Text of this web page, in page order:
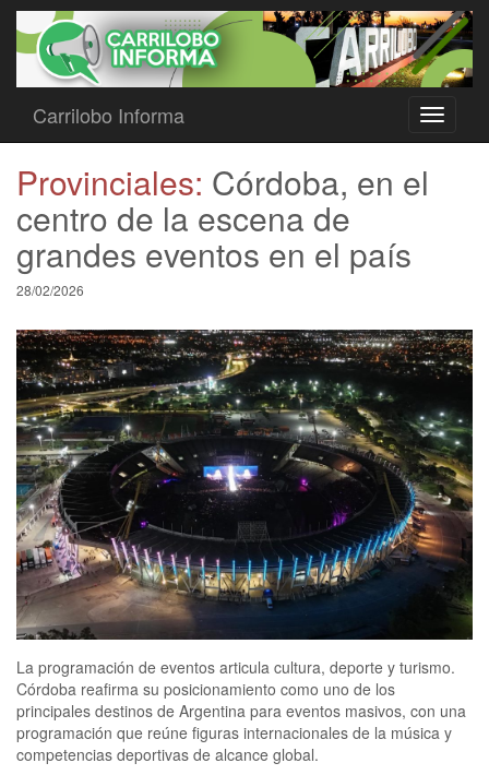
Toggle
Carrilobo Informa
Provinciales: Córdoba, en el
centro de la escena de
grandes eventos en el país
28/02/2026
La programación de eventos articula cultura, deporte y turismo.
Córdoba reafirma su posicionamiento como uno de los
principales destinos de Argentina para eventos masivos, con una
programación que reúne figuras internacionales de la música y
competencias deportivas de alcance global.